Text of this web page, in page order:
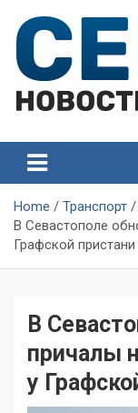
content
Севастополя
Home
Транспорт
В Севастополе
Графской пристани
В
причалы
у